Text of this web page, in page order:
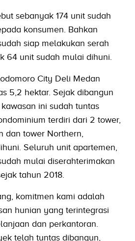
sebanyak 174 unit sudah
konsumen. Bahkan
siap melakukan serah
64 unit sudah mulai dihuni.
City Deli Medan
5,2 hektar. Sejak dibangun
ini sudah tuntas
terdiri dari 2 tower,
dan tower Northern,
Seluruh unit apartemen,
mulai diserahterimakan
tahun 2018.
komitmen kami adalah
hunian yang terintegrasi
dan perkantoran.
telah tuntas dibangun,